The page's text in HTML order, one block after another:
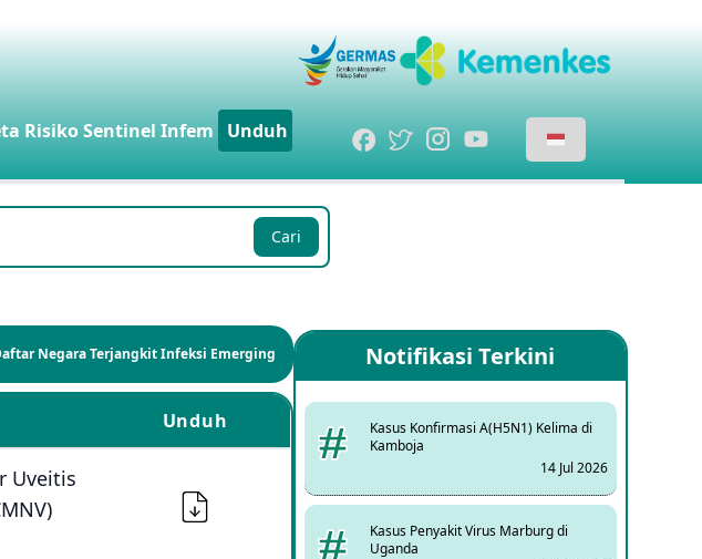
RisikoSentinel Infem Unduh
Cari
Negara Terjangkit Infeksi Emerging
Unduh
Uveitis
Notifikasi Terkini
Kasus Konfirmasi A(H5N1) Kelima di
Kamboja
14 Jul 2026
Kasus Penyakit Virus Marburg di
Uganda